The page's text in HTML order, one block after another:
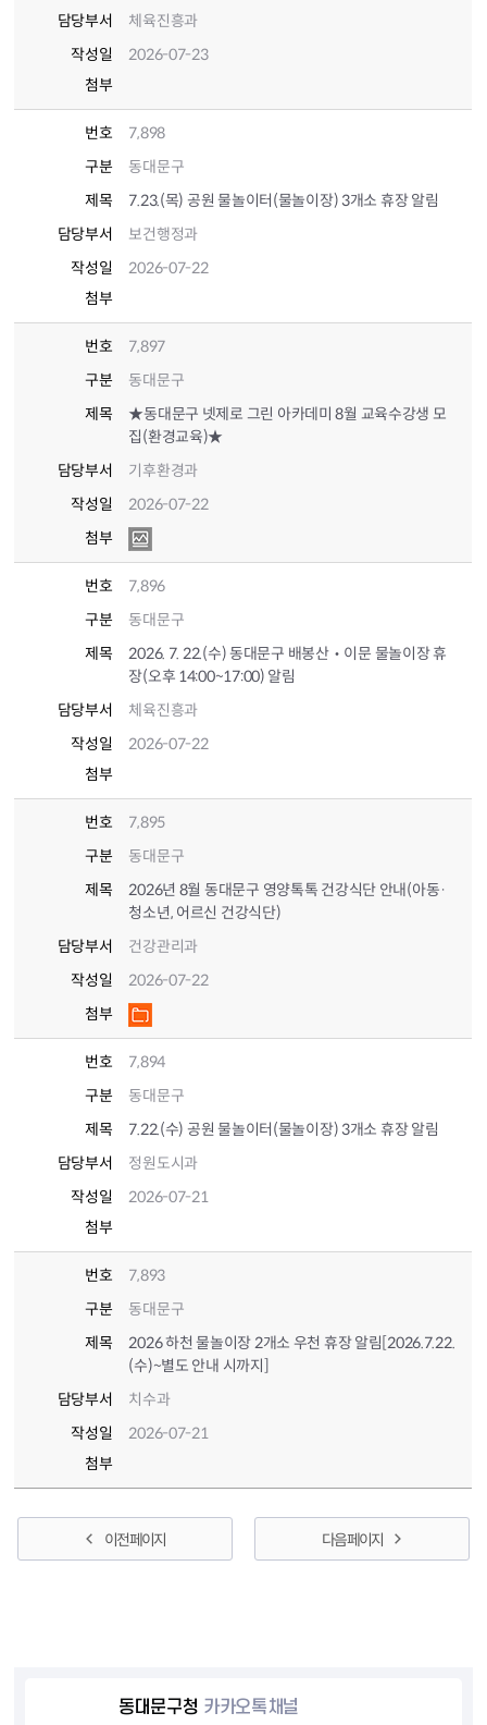
담당부서
체육진흥과
작성일
2026-07-23
첨부
번호
7,898
구분
동대문구
제목
7.23.(목) 공원 물놀이터(물놀이장) 3개소 휴장 알림
담당부서
보건행정과
작성일
2026-07-22
첨부
번호
7,897
구분
동대문구
제목
★동대문구 넷제로 그린 아카데미 8월 교육수강생 모
집(환경교육)★
담당부서
기후환경과
작성일
2026-07-22
첨부
번호
7,896
구분
동대문구
제목
2026. 7. 22.(수) 동대문구 배봉산‧이문 물놀이장 휴
장(오후 14:00~17:00) 알림
담당부서
체육진흥과
작성일
2026-07-22
첨부
번호
7,895
구분
동대문구
제목
2026년 8월 동대문구 영양톡톡 건강식단 안내(아동·
청소년, 어르신 건강식단)
담당부서
건강관리과
작성일
2026-07-22
첨부
번호
7,894
구분
동대문구
제목
7.22.(수) 공원 물놀이터(물놀이장) 3개소 휴장 알림
담당부서
정원도시과
작성일
2026-07-21
첨부
번호
7,893
구분
동대문구
제목
2026 하천 물놀이장 2개소 우천 휴장 알림[2026.7.22.
(수)~별도 안내 시까지]
담당부서
치수과
작성일
2026-07-21
첨부
이전 페이지 다음 페이지
동대문구청 카카오톡채널